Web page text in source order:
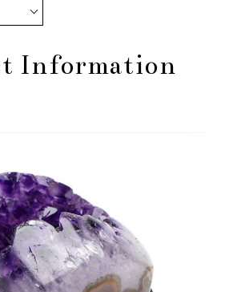
Information